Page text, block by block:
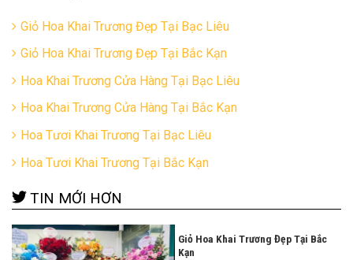
Giỏ Hoa Khai Trương Đẹp Tại Bạc Liêu
Giỏ Hoa Khai Trương Đẹp Tại Bắc Kạn
Hoa Khai Trương Cửa Hàng Tại Bạc Liêu
Hoa Khai Trương Cửa Hàng Tại Bắc Kạn
Hoa Tươi Khai Trương Tại Bạc Liêu
Hoa Tươi Khai Trương Tại Bắc Kạn
TIN MỚI HƠN
Giỏ Hoa Khai Trương Đẹp Tại Bắc
Kạn